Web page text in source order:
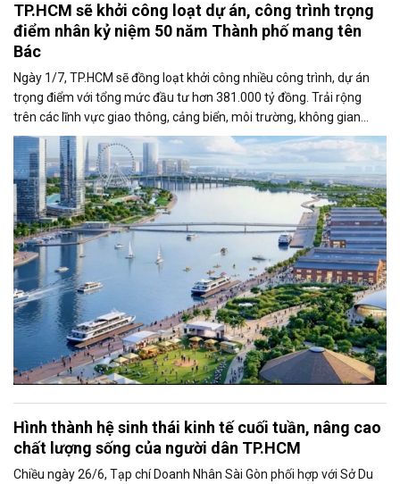
TP.HCM sẽ khởi công loạt dự án, công trình trọng
điểm nhân kỷ niệm 50 năm Thành phố mang tên
Bác
Ngày 1/7, TP.HCM sẽ đồng loạt khởi công nhiều công trình, dự án
trọng điểm với tổng mức đầu tư hơn 381.000 tỷ đồng. Trải rộng
trên các lĩnh vực giao thông, cảng biển, môi trường, không gian
công cộng và nhà ở xã hội, các dự án được kỳ vọng tạo động lực
tăng trưởng mới, mở rộng không gian phát triển và nâng cao năng
lực cạnh tranh của đô thị lớn nhất cả nước.
Hình thành hệ sinh thái kinh tế cuối tuần, nâng cao
chất lượng sống của người dân TP.HCM
Chiều ngày 26/6, Tạp chí Doanh Nhân Sài Gòn phối hợp với Sở Du